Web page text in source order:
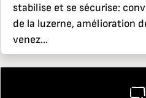
stabilise et se sécurise:
de la luzerne, amélioration
venez...